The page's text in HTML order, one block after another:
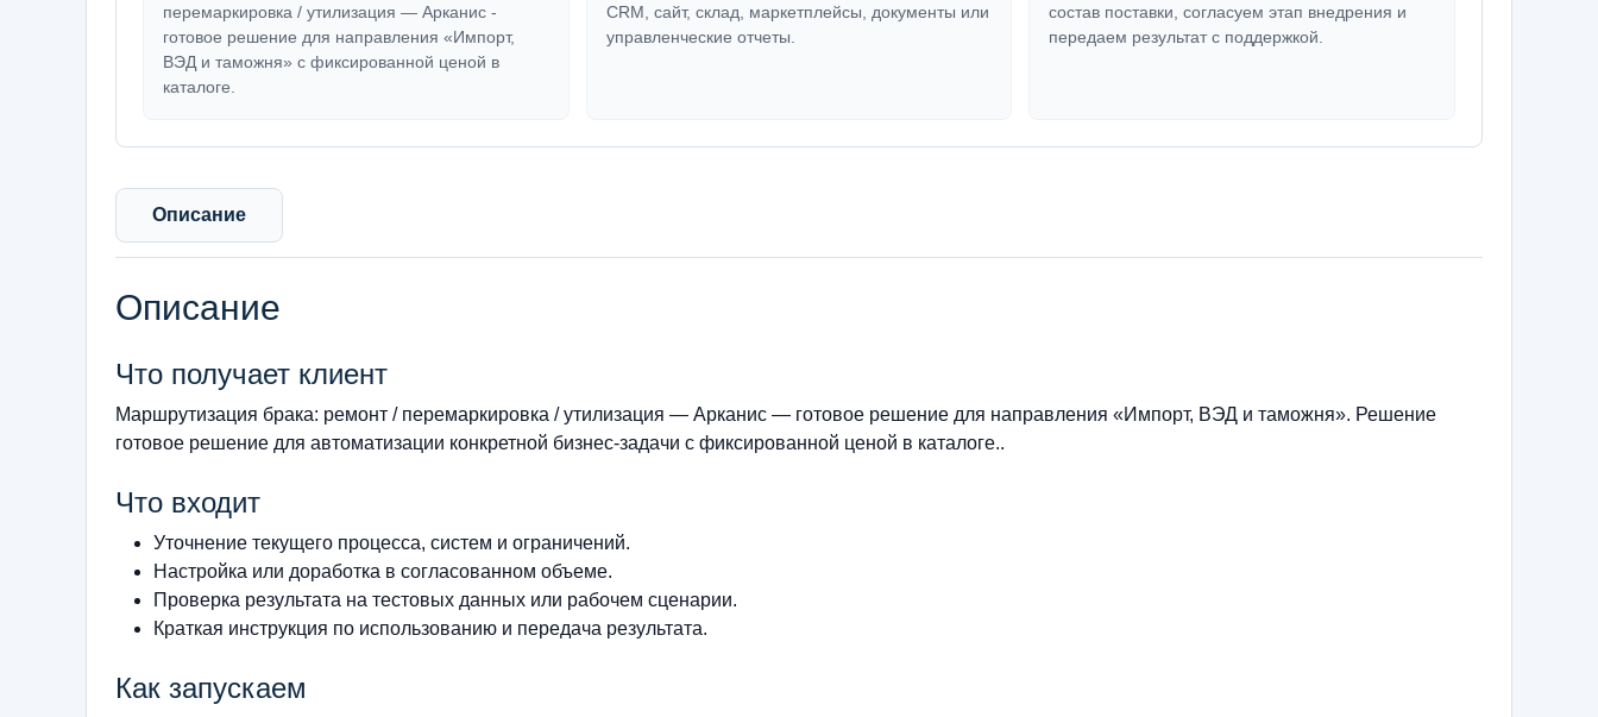
перемаркировка / утилизация — Арканис -
готовое решение для направления «Импорт,
ВЭД и таможня» с фиксированной ценой в
каталоге.
CRM, сайт, склад, маркетплейсы, документы или
управленческие отчеты.
состав поставки, согласуем этап внедрения и
передаем результат с поддержкой.
Описание
Описание
Что получает клиент
Маршрутизация брака: ремонт / перемаркировка / утилизация — Арканис — готовое решение для направления «Импорт, ВЭД и таможня». Решение
готовое решение для автоматизации конкретной бизнес-задачи с фиксированной ценой в каталоге..
Что входит
Уточнение текущего процесса, систем и ограничений.
Настройка или доработка в согласованном объеме.
Проверка результата на тестовых данных или рабочем сценарии.
Краткая инструкция по использованию и передача результата.
Как запускаем